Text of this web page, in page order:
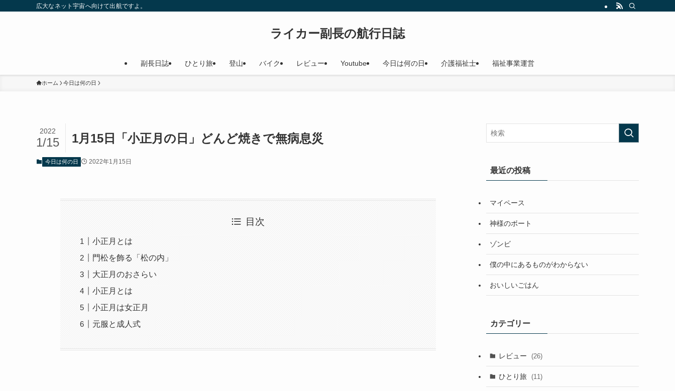
広大なネット宇宙へ向けて出航ですよ。
ライカー副長の航行日誌
副長日誌 ひとり旅 登山 バイク レビュー Youtube 今日は何の日 介護福祉士 福祉事業運営
ホーム 今日は何の日
1月15日「小正月の日」どんど焼きで無病息災
2022
1/15
今日は何の日 2022年1月15日
目次
小正月とは
門松を飾る「松の内」
大正月のおさらい
小正月とは
小正月は女正月
元服と成人式
最近の投稿
マイペース
神様のボート
ゾンビ
僕の中にあるものがわからない
おいしいごはん
カテゴリー
レビュー (26)
ひとり旅 (11)